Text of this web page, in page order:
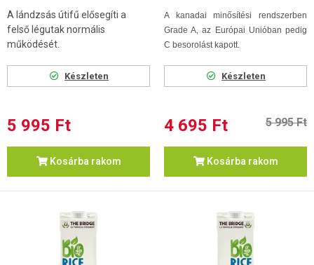
A lándzsás útifű elősegíti a
felső légutak normális
működését.
Készleten
5 995 Ft
Kosárba rakom
A kanadai minősítési rendszerben
Grade A, az Európai Unióban pedig
C besorolást kapott.
Készleten
4 695 Ft 5 995 Ft
Kosárba rakom